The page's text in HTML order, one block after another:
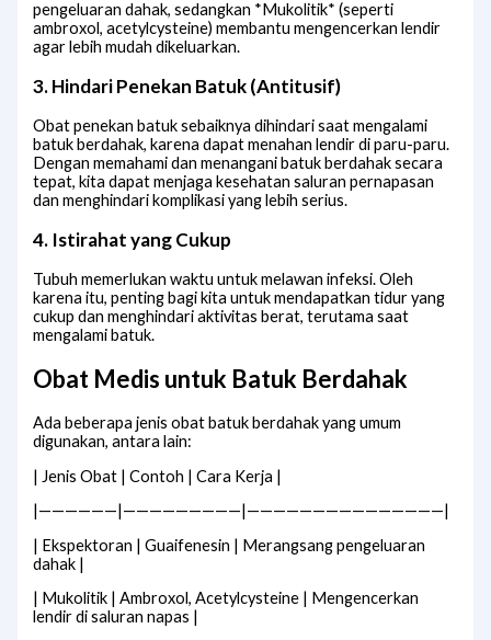
pengeluaran dahak, sedangkan *Mukolitik* (seperti
ambroxol, acetylcysteine) membantu mengencerkan lendir
agar lebih mudah dikeluarkan.
3. Hindari Penekan Batuk (Antitusif)
Obat penekan batuk sebaiknya dihindari saat mengalami
batuk berdahak, karena dapat menahan lendir di paru-paru.
Dengan memahami dan menangani batuk berdahak secara
tepat, kita dapat menjaga kesehatan saluran pernapasan
dan menghindari komplikasi yang lebih serius.
4. Istirahat yang Cukup
Tubuh memerlukan waktu untuk melawan infeksi. Oleh
karena itu, penting bagi kita untuk mendapatkan tidur yang
cukup dan menghindari aktivitas berat, terutama saat
mengalami batuk.
Obat Medis untuk Batuk Berdahak
Ada beberapa jenis obat batuk berdahak yang umum
digunakan, antara lain:
| Jenis Obat | Contoh | Cara Kerja |
|——————|—————————|———————————————|
| Ekspektoran | Guaifenesin | Merangsang pengeluaran
dahak |
| Mukolitik | Ambroxol, Acetylcysteine | Mengencerkan
lendir di saluran napas |